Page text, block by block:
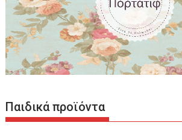
Παιδικά προϊόντα